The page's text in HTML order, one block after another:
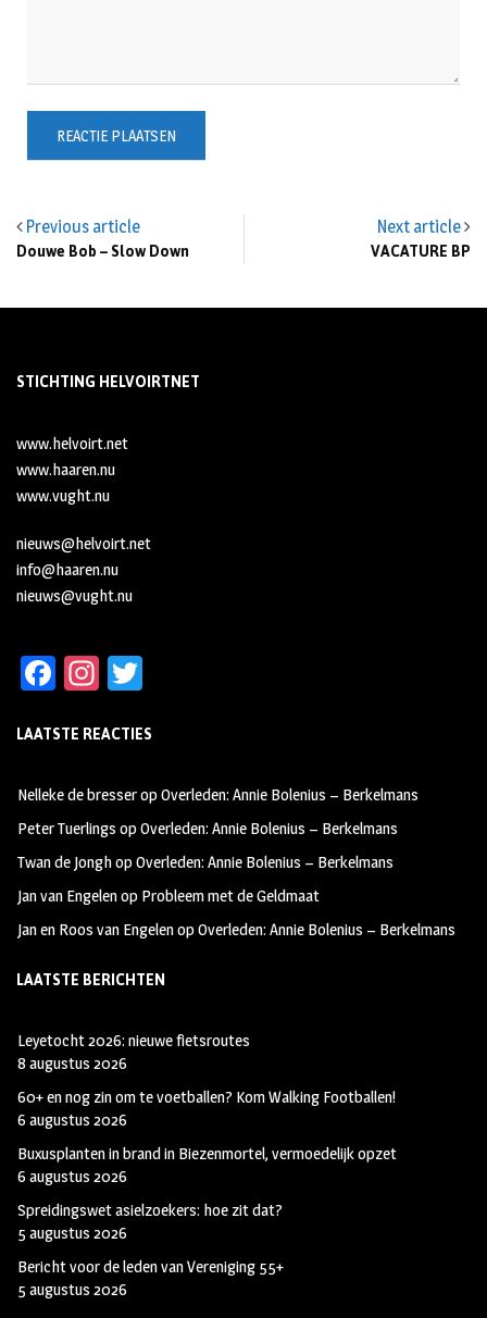
Previous article
Douwe Bob – Slow Down
Next article
VACATURE BP
STICHTING HELVOIRTNET
www.helvoirt.net
www.haaren.nu
www.vught.nu
nieuws@helvoirt.net
info@haaren.nu
nieuws@vught.nu
Fa
b
oo
k
In
ag
m
tt
LAATSTE REACTIES
Nelleke de bresseropOverleden: Annie Bolenius – Berkelmans
Peter Tuerlings opOverleden: Annie Bolenius – Berkelmans
Twan de JonghopOverleden: Annie Bolenius – Berkelmans
Jan van Engelenop Probleem met de Geldmaat
Jan en Roos van EngelenopOverleden: Annie Bolenius – Berkelmans
LAATSTE BERICHTEN
Leyetocht 2026: nieuwe fietsroutes
8 augustus 2026
60+ en nog zin om te voetballen? Kom Walking Footballen!
6 augustus 2026
Buxusplanten in brand in Biezenmortel, vermoedelijk opzet
6 augustus 2026
Spreidingswet asielzoekers: hoe zit dat?
5 augustus 2026
Bericht voor de leden van Vereniging 55+
5 augustus 2026